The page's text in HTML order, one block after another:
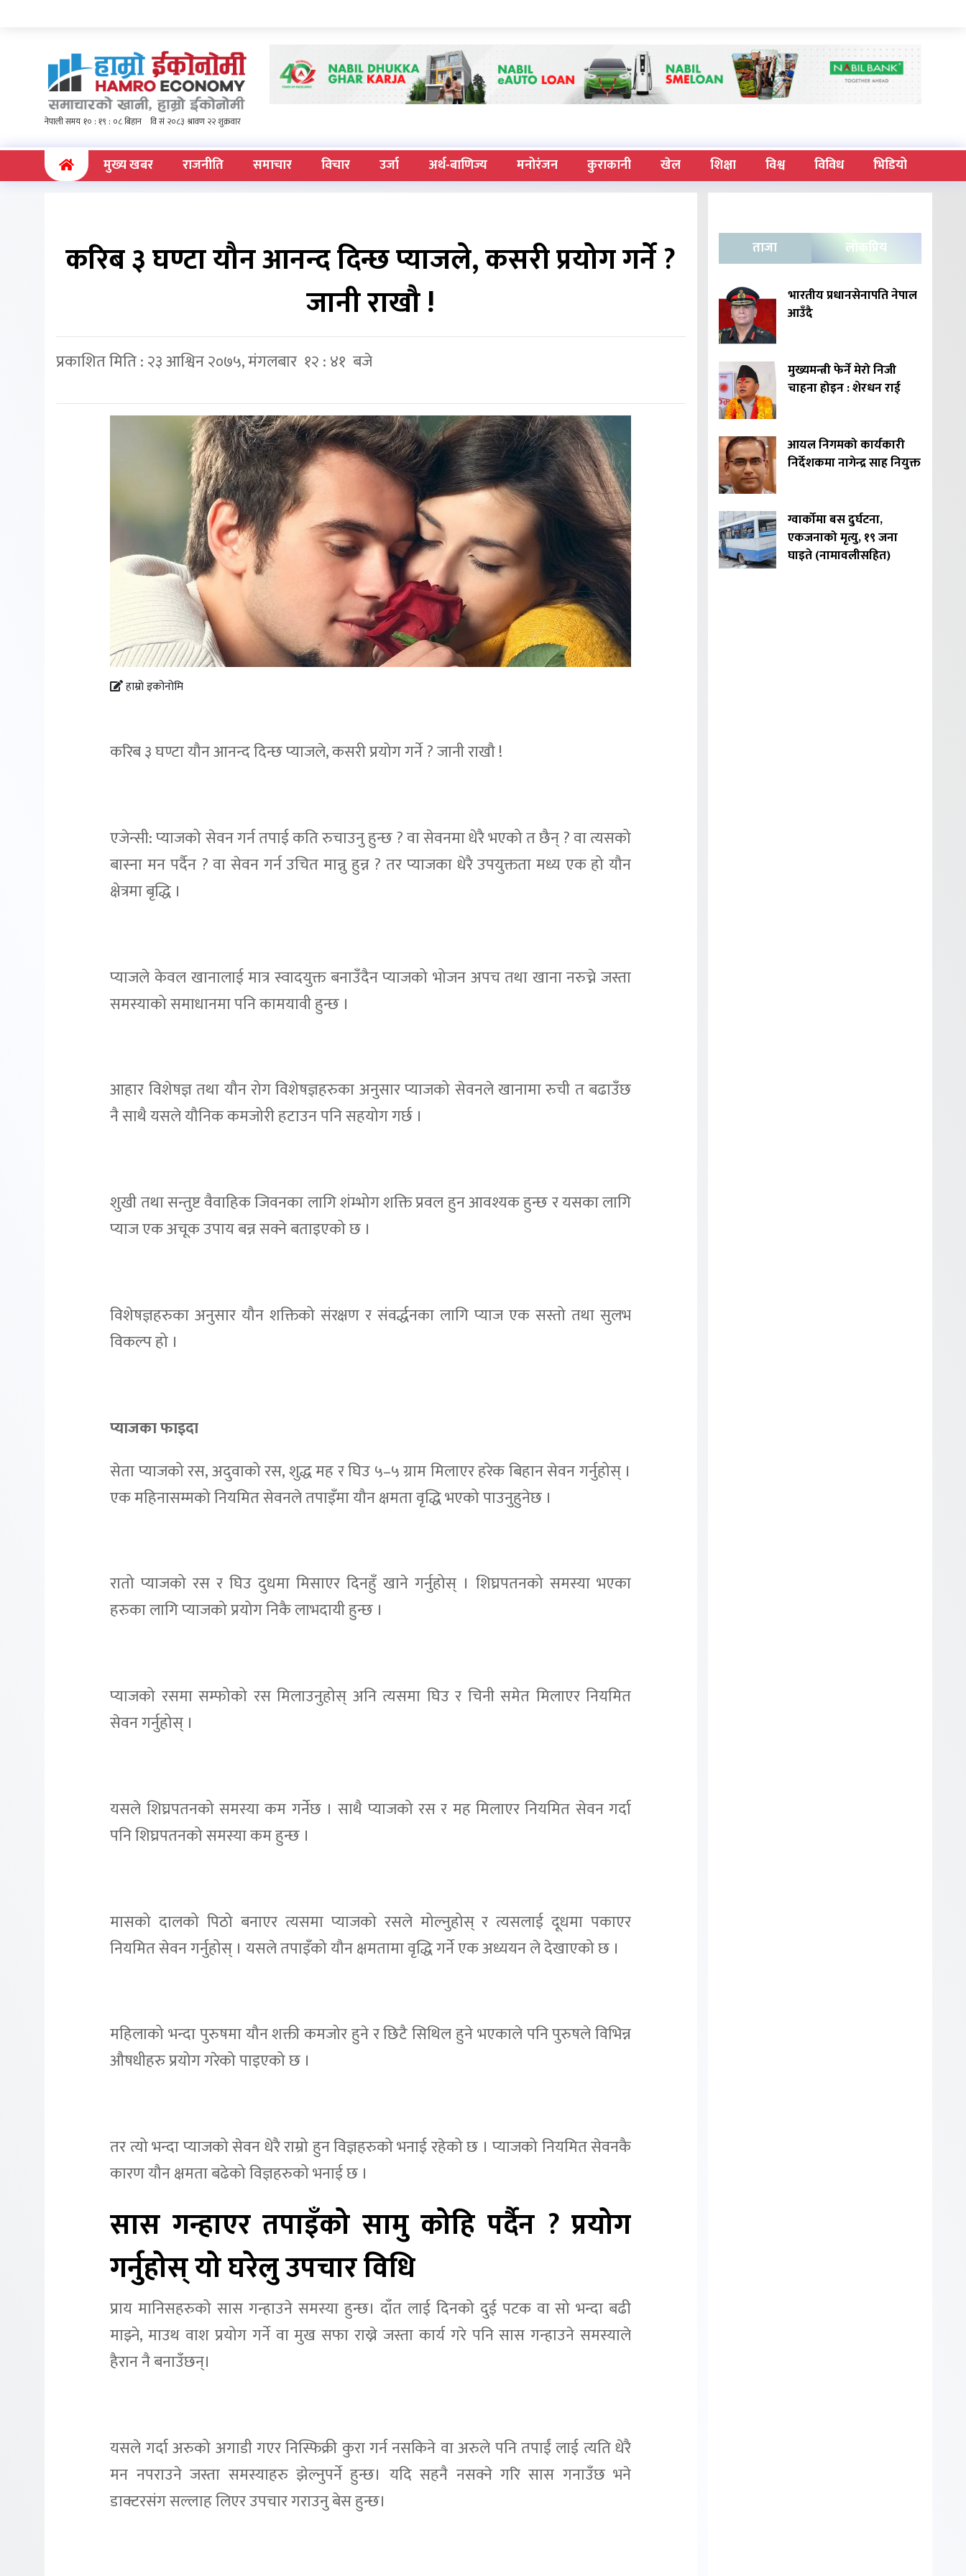
(current)मुख्य खबर राजनीति समाचार विचार उर्जा अर्थ-बाणिज्य मनोरंजन कुराकानी खेल शिक्षा विश्व विविध भिडियो
करिब ३ घण्टा यौन आनन्द दिन्छ प्याजले, कसरी प्रयोग गर्ने ?
जानी राखौ !
प्रकाशित मिति : २३ आश्विन २०७५, मंगलबार १२ : ४१ बजे
हाम्रो इकोनोमि
करिब ३ घण्टा यौन आनन्द दिन्छ प्याजले, कसरी प्रयोग गर्ने ? जानी राखौ !
एजेन्सी: प्याजको सेवन गर्न तपाई कति रुचाउनु हुन्छ ? वा सेवनमा धेरै भएको त छैन् ? वा त्यसको
बास्ना मन पर्दैन ? वा सेवन गर्न उचित मान्नु हुन्न ? तर प्याजका धेरै उपयुक्तता मध्य एक हो यौन
क्षेत्रमा बृद्धि ।
प्याजले केवल खानालाई मात्र स्वादयुक्त बनाउँदैन प्याजको भोजन अपच तथा खाना नरुच्ने जस्ता
समस्याको समाधानमा पनि कामयावी हुन्छ ।
आहार विशेषज्ञ तथा यौन रोग विशेषज्ञहरुका अनुसार प्याजको सेवनले खानामा रुची त बढाउँछ
नै साथै यसले यौनिक कमजोरी हटाउन पनि सहयोग गर्छ ।
शुखी तथा सन्तुष्ट वैवाहिक जिवनका लागि शंम्भोग शक्ति प्रवल हुन आवश्यक हुन्छ र यसका लागि
प्याज एक अचूक उपाय बन्न सक्ने बताइएको छ ।
विशेषज्ञहरुका अनुसार यौन शक्तिको संरक्षण र संवर्द्धनका लागि प्याज एक सस्तो तथा सुलभ
विकल्प हो ।
प्याजका फाइदा
सेता प्याजको रस, अदुवाको रस, शुद्ध मह र घिउ ५–५ ग्राम मिलाएर हरेक बिहान सेवन गर्नुहोस् ।
एक महिनासम्मको नियमित सेवनले तपाइँमा यौन क्षमता वृद्धि भएको पाउनुहुनेछ ।
रातो प्याजको रस र घिउ दुधमा मिसाएर दिनहुँ खाने गर्नुहोस् । शिघ्रपतनको समस्या भएका
हरुका लागि प्याजको प्रयोग निकै लाभदायी हुन्छ ।
प्याजको रसमा सम्फोको रस मिलाउनुहोस् अनि त्यसमा घिउ र चिनी समेत मिलाएर नियमित
सेवन गर्नुहोस् ।
यसले शिघ्रपतनको समस्या कम गर्नेछ । साथै प्याजको रस र मह मिलाएर नियमित सेवन गर्दा
पनि शिघ्रपतनको समस्या कम हुन्छ ।
मासको दालको पिठो बनाएर त्यसमा प्याजको रसले मोल्नुहोस् र त्यसलाई दूधमा पकाएर
नियमित सेवन गर्नुहोस् । यसले तपाइँको यौन क्षमतामा वृद्धि गर्ने एक अध्ययन ले देखाएको छ ।
महिलाको भन्दा पुरुषमा यौन शक्ती कमजोर हुने र छिटै सिथिल हुने भएकाले पनि पुरुषले विभिन्न
औषधीहरु प्रयोग गरेको पाइएको छ ।
तर त्यो भन्दा प्याजको सेवन धेरै राम्रो हुन विज्ञहरुको भनाई रहेको छ । प्याजको नियमित सेवनकै
कारण यौन क्षमता बढेको विज्ञहरुको भनाई छ ।
सास गन्हाएर तपाइँको सामु कोहि पर्दैन ? प्रयोग
गर्नुहोस् यो घरेलु उपचार विधि
प्राय मानिसहरुको सास गन्हाउने समस्या हुन्छ। दाँत लाई दिनको दुई पटक वा सो भन्दा बढी
माझ्ने, माउथ वाश प्रयोग गर्ने वा मुख सफा राख्ने जस्ता कार्य गरे पनि सास गन्हाउने समस्याले
हैरान नै बनाउँछन्।
यसले गर्दा अरुको अगाडी गएर निस्फिक्री कुरा गर्न नसकिने वा अरुले पनि तपाईं लाई त्यति धेरै
मन नपराउने जस्ता समस्याहरु झेल्नुपर्ने हुन्छ। यदि सहनै नसक्ने गरि सास गनाउँछ भने
डाक्टरसंग सल्लाह लिएर उपचार गराउनु बेस हुन्छ।
ताजा लोकप्रिय
भारतीय प्रधानसेनापति नेपाल
आउँदै
मुख्यमन्त्री फेर्ने मेरो निजी
चाहना होइन : शेरधन राई
आयल निगमको कार्यकारी
निर्देशकमा नागेन्द्र साह नियुक्त
ग्वार्कोमा बस दुर्घटना,
एकजनाको मृत्यु, १९ जना
घाइते (नामावलीसहित)